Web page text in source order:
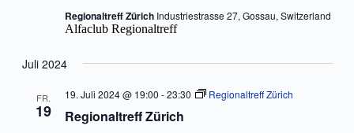
Regionaltreff Zürich Industriestrasse 27, Gossau, Switzerland
Alfaclub Regionaltreff
Juli 2024
FR.
19 Regionaltreff Zürich
19. Juli 2024 @ 19:00 -23:30 Regionaltreff Zürich